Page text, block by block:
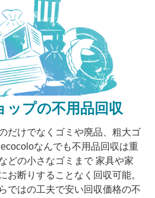
ップの不用品回収
だけでなくゴミや廃品、粗大ゴ
なんでも不用品回収は重
どの小さなゴミまで 家具や家
お断りすることなく回収可能。
ではの工夫で安い回収価格の不